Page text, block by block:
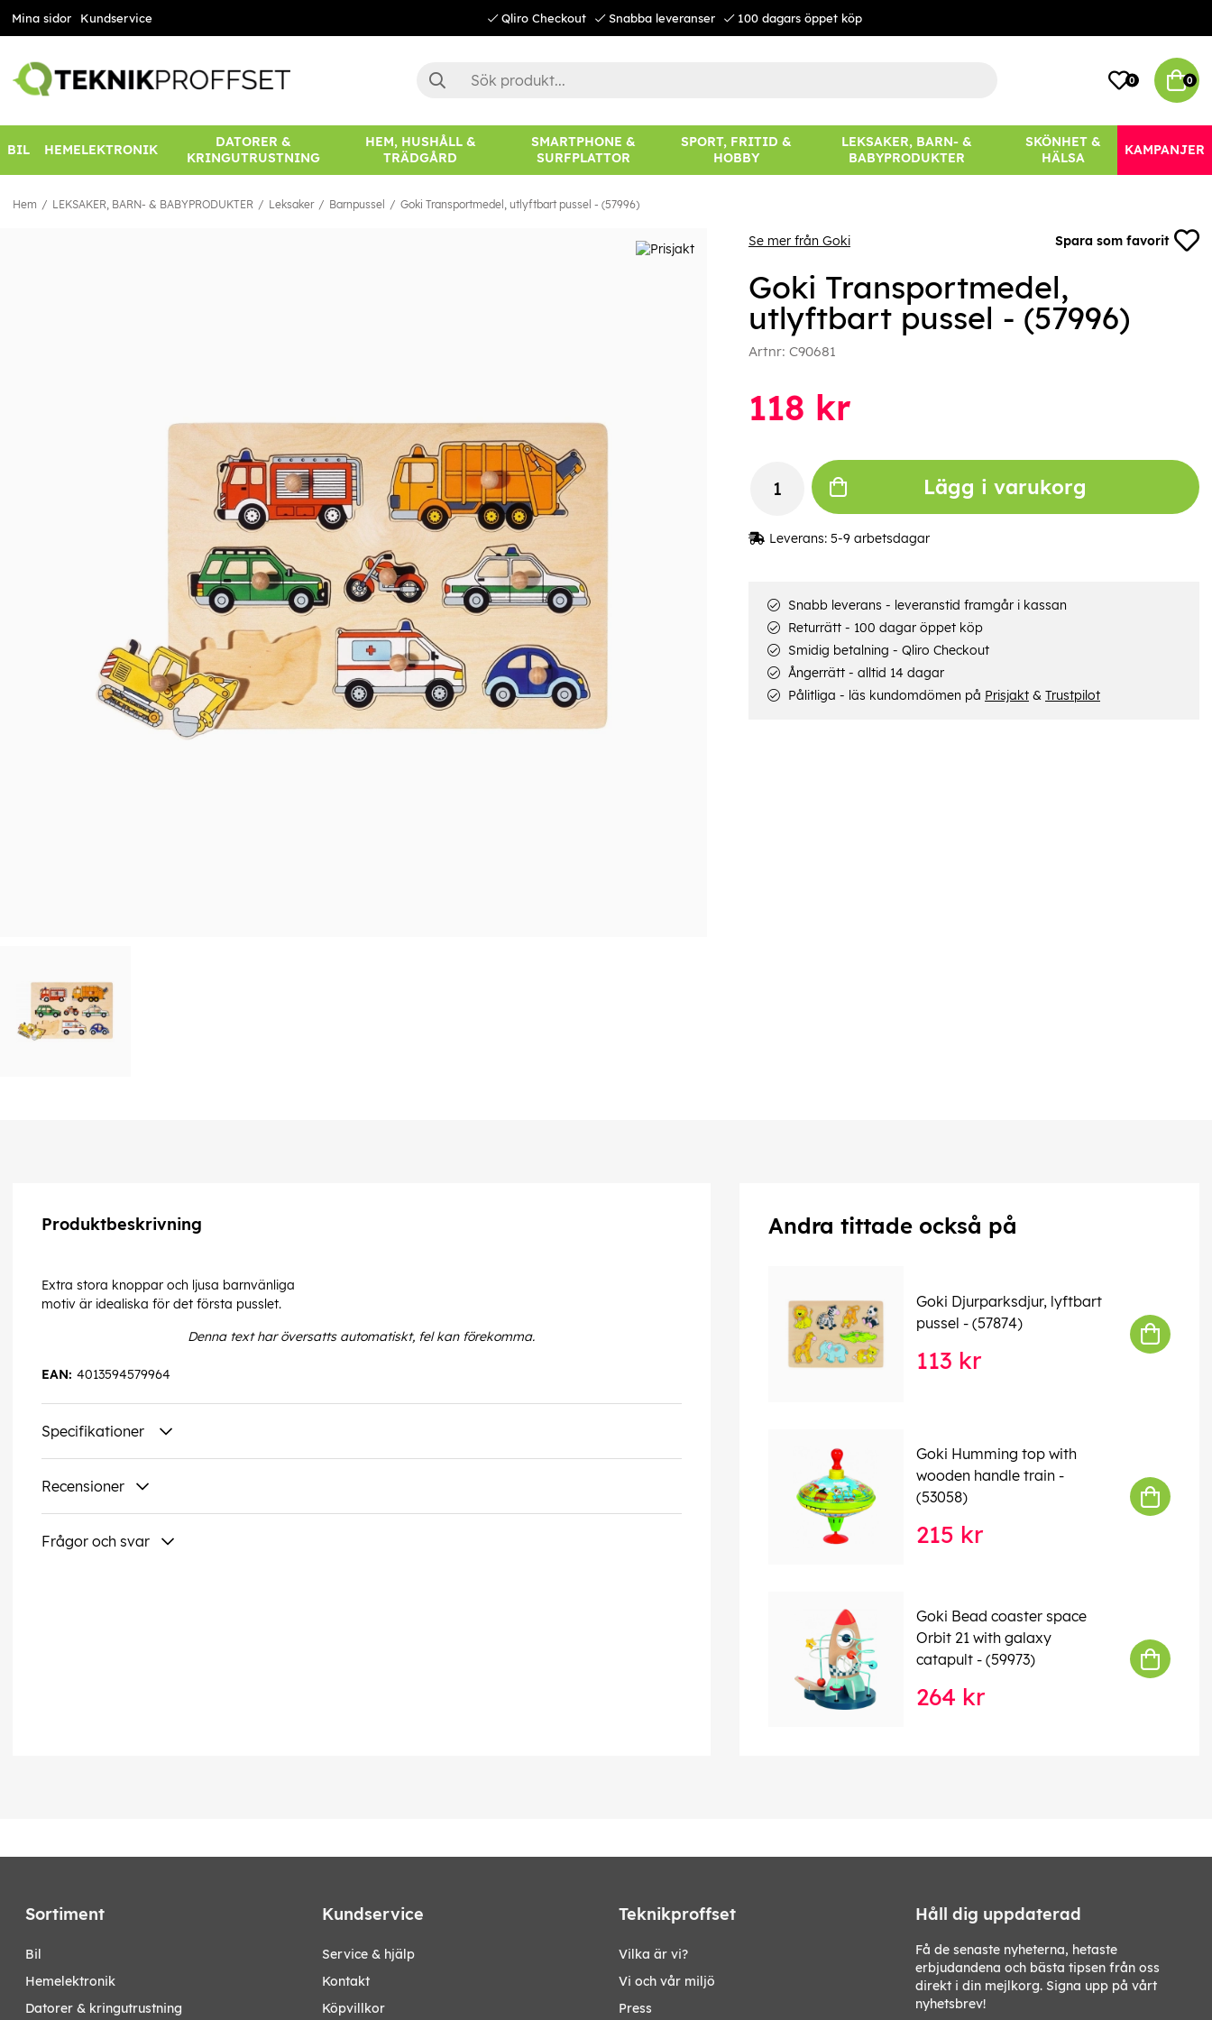
Mina sidor Kundservice Qliro Checkout Snabba leveranser 100 dagars öppet köp
0 0
BIL HEMELEKTRONIK
DATORER &
KRINGUTRUSTNING
HEM, HUSHÅLL &
TRÄDGÅRD
SMARTPHONE &
SURFPLATTOR
SPORT, FRITID &
HOBBY
LEKSAKER, BARN- &
BABYPRODUKTER
SKÖNHET &
HÄLSA
KAMPANJER
Hem LEKSAKER, BARN- & BABYPRODUKTER Leksaker Barnpussel Goki Transportmedel, utlyftbart pussel - (57996)
Se mer från Goki Spara som favorit
Goki Transportmedel,
utlyftbart pussel - (57996)
Artnr: C90681
118 kr
Lägg i varukorg
Leverans: 5-9 arbetsdagar
Snabb leverans - leveranstid framgår i kassan
Returrätt - 100 dagar öppet köp
Smidig betalning - Qliro Checkout
Ångerrätt - alltid 14 dagar
Pålitliga - läs kundomdömen på Prisjakt& Trustpilot
Produktbeskrivning
Extra stora knoppar och ljusa barnvänliga
motiv är idealiska för det första pusslet.
Denna text har översatts automatiskt, fel kan förekomma.
4013594579964
EAN:
Specifikationer
Recensioner
Frågor och svar
Andra tittade också på
Goki Djurparksdjur, lyftbart
pussel - (57874)
113 kr
Goki Humming top with
wooden handle train -
(53058)
215 kr
Goki Bead coaster space
Orbit 21 with galaxy
catapult - (59973)
264 kr
Sortiment
bil
hemelektronik
datorer & kringutrustning
Kundservice
Service & hjälp
Kontakt
Köpvillkor
Teknikproffset
Vilka är vi?
Vi och vår miljö
Press
Håll dig uppdaterad
Få de senaste nyheterna, hetaste
erbjudandena och bästa tipsen från oss
direkt i din mejlkorg. Signa upp på vårt
nyhetsbrev!